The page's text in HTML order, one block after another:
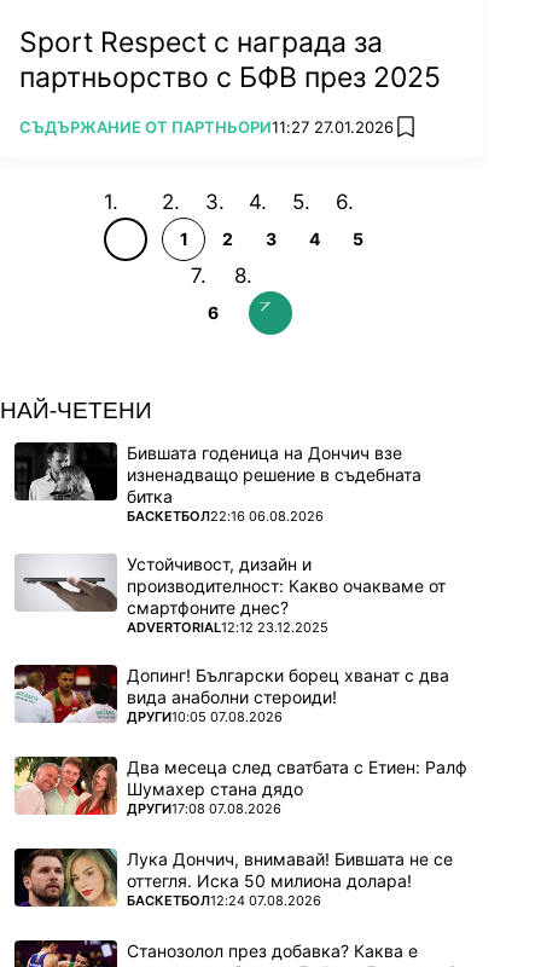
Sport Respect с награда за
партньорство с БФВ през 2025
ПОВЕЧЕ ОТ
СЪДЪРЖАНИЕ ОТ ПАРТНЬОРИ11:27 27.01.2026 add favorites
1 2 3 4 5
6
НАЙ-ЧЕТЕНИ
Бившата годеница на Дончич взе
изненадващо решение в съдебната
битка
ПОВЕЧЕ ОТ
БАСКЕТБОЛ22:16 06.08.2026
Устойчивост, дизайн и
производителност: Какво очакваме от
смартфоните днес?
ПОВЕЧЕ ОТ
ADVERTORIAL12:12 23.12.2025
Допинг! Български борец хванат с два
вида анаболни стероиди!
ПОВЕЧЕ ОТ
ДРУГИ10:05 07.08.2026
Два месеца след сватбата с Етиен: Ралф
Шумахер стана дядо
ПОВЕЧЕ ОТ
ДРУГИ17:08 07.08.2026
Лука Дончич, внимавай! Бившата не се
оттегля. Иска 50 милиона долара!
ПОВЕЧЕ ОТ
БАСКЕТБОЛ12:24 07.08.2026
Станозолол през добавка? Каква е